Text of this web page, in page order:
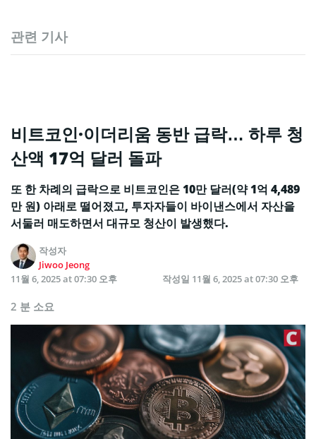
관련 기사
비트코인·이더리움 동반 급락… 하루 청
산액 17억 달러 돌파
또 한 차례의 급락으로 비트코인은 10만 달러(약 1억 4,489
만 원) 아래로 떨어졌고, 투자자들이 바이낸스에서 자산을
서둘러 매도하면서 대규모 청산이 발생했다.
작성자
Jiwoo Jeong
11월 6, 2025 at 07:30 오후
작성일 11월 6, 2025 at 07:30 오후
2 분 소요